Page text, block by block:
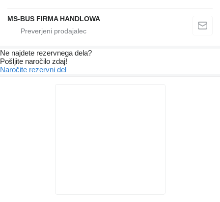
MS-BUS FIRMA HANDLOWA
Ne najdete rezervnega dela?
Pošljite naročilo zdaj!
Naročite rezervni del